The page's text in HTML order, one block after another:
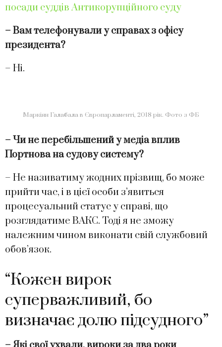
посади суддів Антикорупційного суду
– Вам телефонували у справах з офісу
президента?
– Ні.
Маркіян Галабала в Європарламенті, 2018 рік. Фото з ФБ
– Чи не перебільшений у медіа вплив
Портнова на судову систему?
– Не називатиму жодних прізвищ, бо може
прийти час, і в цієї особи з’явиться
процесуальний статус у справі, що
розглядатиме ВАКС. Тоді я не зможу
належним чином виконати свій службовий
обов’язок.
“Кожен вирок
суперважливий, бо
визначає долю підсудного”